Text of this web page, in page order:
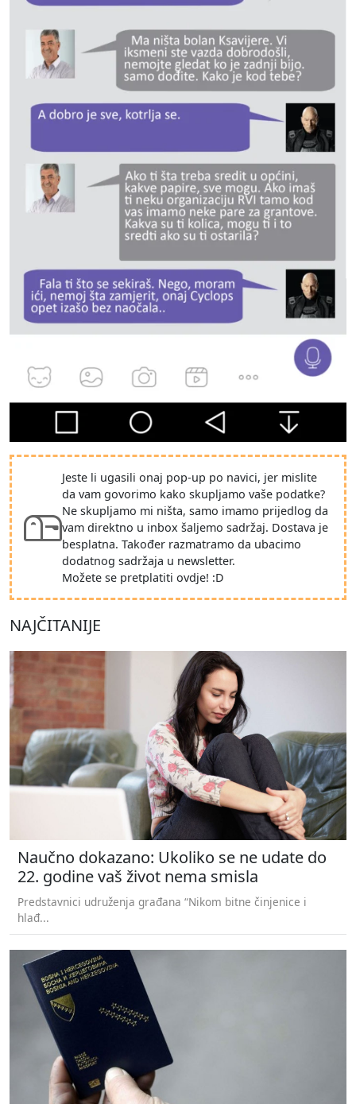
Jeste li ugasili onaj pop-up po navici, jer mislite
da vam govorimo kako skupljamo vaše podatke?
Ne skupljamo mi ništa, samo imamo prijedlog da
vam direktno u inbox šaljemo sadržaj. Dostava je
besplatna. Također razmatramo da ubacimo
dodatnog sadržaja u newsletter.
Možete se pretplatiti ovdje! :D
NAJČITANIJE
Naučno dokazano: Ukoliko se ne udate do
22. godine vaš život nema smisla
Predstavnici udruženja građana “Nikom bitne činjenice i
hlađ...